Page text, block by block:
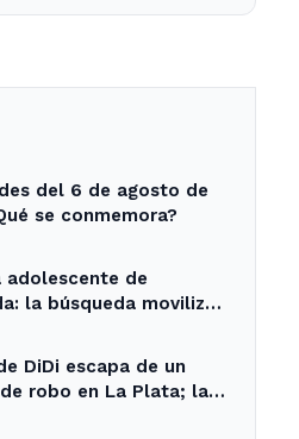
del 6 de agosto de
se conmemora?
adolescente de
la búsqueda movilizó
DiDi escapa de un
robo en La Plata; la